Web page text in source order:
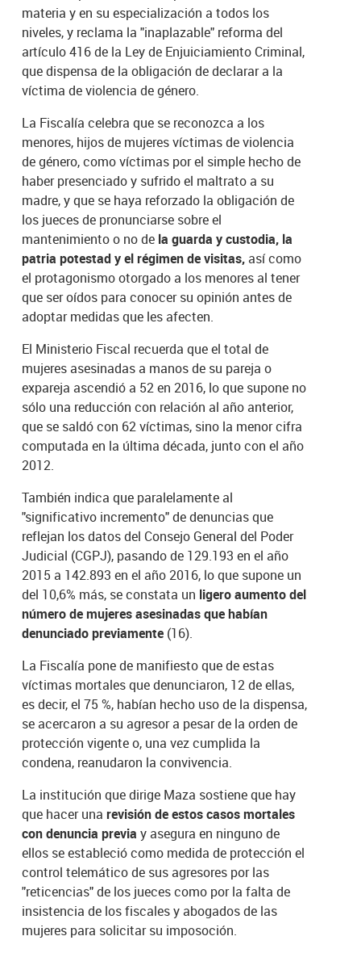
materia y en su especialización a todos los
niveles, y reclama la "inaplazable" reforma del
artículo 416 de la Ley de Enjuiciamiento Criminal,
que dispensa de la obligación de declarar a la
víctima de violencia de género.
La Fiscalía celebra que se reconozca a los
menores, hijos de mujeres víctimas de violencia
de género, como víctimas por el simple hecho de
haber presenciado y sufrido el maltrato a su
madre, y que se haya reforzado la obligación de
los jueces de pronunciarse sobre el
mantenimiento o no de la guarda y custodia, la
patria potestad y el régimen de visitas,así como
el protagonismo otorgado a los menores al tener
que ser oídos para conocer su opinión antes de
adoptar medidas que les afecten.
El Ministerio Fiscal recuerda que el total de
mujeres asesinadas a manos de su pareja o
expareja ascendió a 52 en 2016, lo que supone no
sólo una reducción con relación al año anterior,
que se saldó con 62 víctimas, sino la menor cifra
computada en la última década, junto con el año
2012.
También indica que paralelamente al
"significativo incremento" de denuncias que
reflejan los datos del Consejo General del Poder
Judicial (CGPJ), pasando de 129.193 en el año
2015 a 142.893 en el año 2016, lo que supone un
del 10,6% más, se constata un ligero aumento del
número de mujeres asesinadas que habían
denunciado previamente (16).
La Fiscalía pone de manifiesto que de estas
víctimas mortales que denunciaron, 12 de ellas,
es decir, el 75 %, habían hecho uso de la dispensa,
se acercaron a su agresor a pesar de la orden de
protección vigente o, una vez cumplida la
condena, reanudaron la convivencia.
La institución que dirige Maza sostiene que hay
que hacer unarevisión de estos casos mortales
con denuncia previa y asegura en ninguno de
ellos se estableció como medida de protección el
control telemático de sus agresores por las
"reticencias" de los jueces como por la falta de
insistencia de los fiscales y abogados de las
mujeres para solicitar su imposoción.